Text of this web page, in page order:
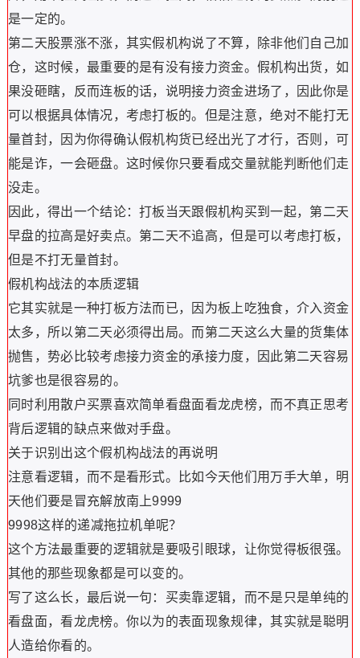
是一定的。
第二天股票涨不涨，其实假机构说了不算，除非他们自己加
仓，这时候，最重要的是有没有接力资金。假机构出货，如
果没砸瞎，反而连板的话，说明接力资金进场了，因此你是
可以根据具体情况，考虑打板的。但是注意，绝对不能打无
量首封，因为你得确认假机构货已经出光了才行，否则，可
能是诈，一会砸盘。这时候你只要看成交量就能判断他们走
没走。
因此，得出一个结论：打板当天跟假机构买到一起，第二天
早盘的拉高是好卖点。第二天不追高，但是可以考虑打板，
但是不打无量首封。
假机构战法的本质逻辑
它其实就是一种打板方法而已，因为板上吃独食，介入资金
太多，所以第二天必须得出局。而第二天这么大量的货集体
抛售，势必比较考虑接力资金的承接力度，因此第二天容易
坑爹也是很容易的。
同时利用散户买票喜欢简单看盘面看龙虎榜，而不真正思考
背后逻辑的缺点来做对手盘。
关于识别出这个假机构战法的再说明
注意看逻辑，而不是看形式。比如今天他们用万手大单，明
天他们要是冒充解放南上9999
9998这样的递减拖拉机单呢？
这个方法最重要的逻辑就是要吸引眼球，让你觉得板很强。
其他的那些现象都是可以变的。
写了这么长，最后说一句：买卖靠逻辑，而不是只是单纯的
看盘面，看龙虎榜。你以为的表面现象规律，其实就是聪明
人造给你看的。